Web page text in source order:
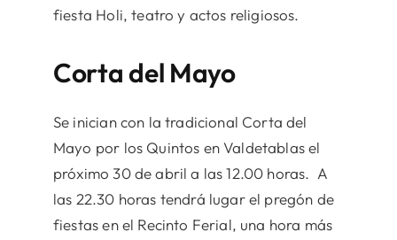
fiesta Holi, teatro y actos religiosos.
Corta del Mayo
Se inician con la tradicional Corta del
Mayo por los Quintos en Valdetablas el
próximo 30 de abril a las 12.00 horas. A
las 22.30 horas tendrá lugar el pregón de
fiestas en el Recinto Ferial, una hora más